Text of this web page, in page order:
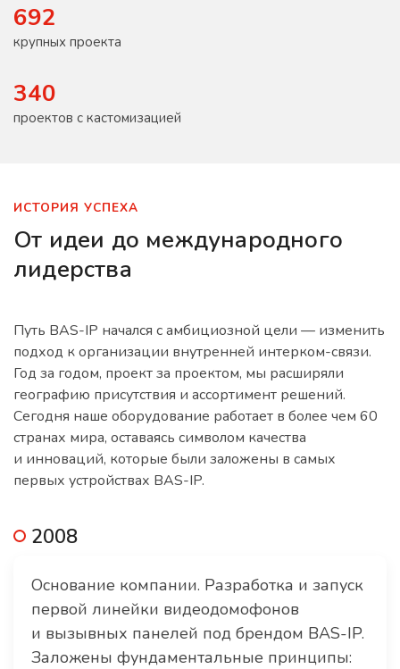
692
крупных проекта
340
проектов с кастомизацией
ИСТОРИЯ УСПЕХА
От идеи до международного
лидерства
Путь BAS-IP начался с амбициозной цели — изменить
подход к организации внутренней интерком-связи.
Год за годом, проект за проектом, мы расширяли
географию присутствия и ассортимент решений.
Сегодня наше оборудование работает в более чем 60
странах мира, оставаясь символом качества
и инноваций, которые были заложены в самых
первых устройствах BAS-IP.
2008
Основание компании. Разработка и запуск
первой линейки видеодомофонов
и вызывных панелей под брендом BAS-IP.
Заложены фундаментальные принципы: